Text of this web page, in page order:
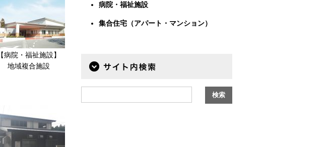
【病院・福祉施設】
地域複合施設
病院・福祉施設
集合住宅（アパート・マンション）
検索: